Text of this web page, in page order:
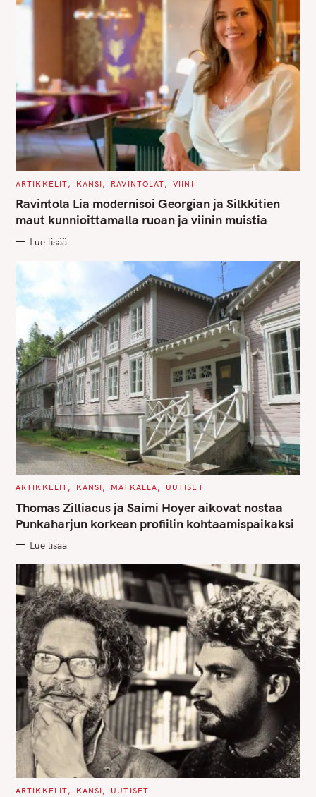
C
T
E
G
O
I
ARTIKKELIT KANSI RAVINTOLAT VIINI
Ravintola Lia modernisoi Georgian ja Silkkitien
maut kunnioittamalla ruoan ja viinin muistia
Lue lisää
C
T
E
G
O
I
S
ARTIKKELIT KANSI MATKALLA UUTISET
Thomas Zilliacus ja Saimi Hoyer aikovat nostaa
Punkaharjun korkean profiilin kohtaamispaikaksi
Lue lisää
C
ARTIKKELIT KANSI UUTISET
e
a
r
c
h
f
o
r
: